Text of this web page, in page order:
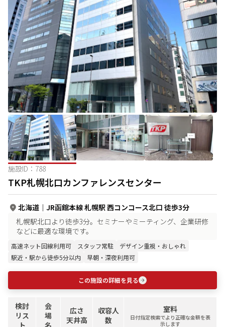
施設ID： 788
TKP札幌北口カンファレンスセンター
北海道 ｜ JR函館本線 札幌駅 西コンコース北口 徒歩3分
札幌駅北口より徒歩3分。セミナーやミーティング、企業研修
などに最適な環境です。
高速ネット回線利用可 スタッフ常駐
デザイン重視・おしゃれ
駅近・駅から徒歩5分以内
早朝・深夜利用可
この施設の詳細を見る
検討
リス
ト
会
場
名
広さ
天井高
収容人
数
室料
日付指定検索でより正確な金額を表
示します